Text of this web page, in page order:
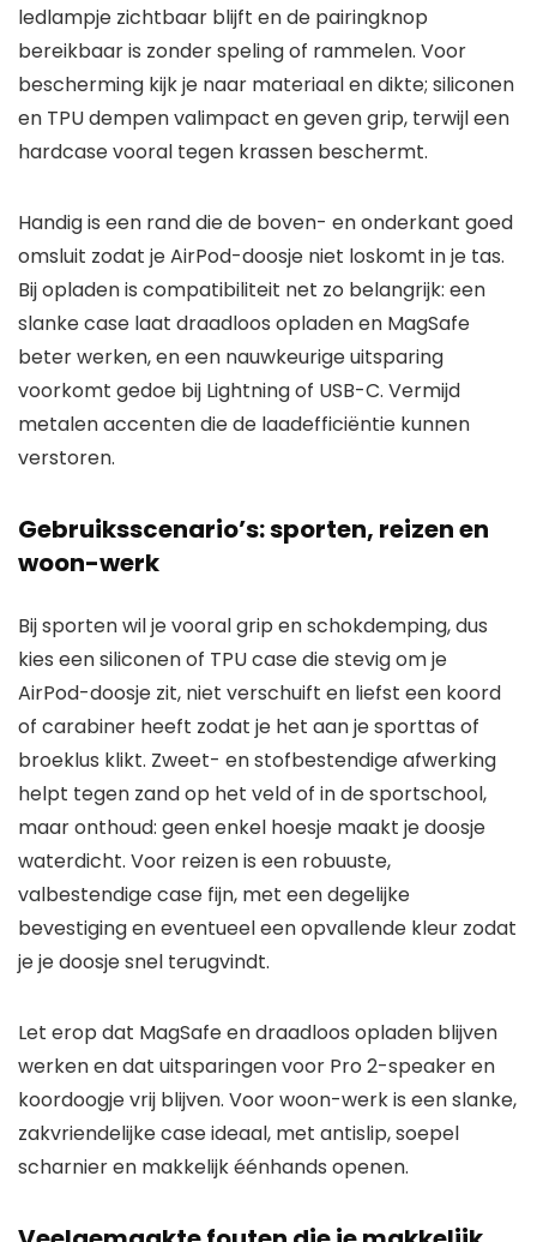
ledlampje zichtbaar blijft en de pairingknop
bereikbaar is zonder speling of rammelen. Voor
bescherming kijk je naar materiaal en dikte; siliconen
en TPU dempen valimpact en geven grip, terwijl een
hardcase vooral tegen krassen beschermt.
Handig is een rand die de boven- en onderkant goed
omsluit zodat je AirPod-doosje niet loskomt in je tas.
Bij opladen is compatibiliteit net zo belangrijk: een
slanke case laat draadloos opladen en MagSafe
beter werken, en een nauwkeurige uitsparing
voorkomt gedoe bij Lightning of USB-C. Vermijd
metalen accenten die de laadefficiëntie kunnen
verstoren.
Gebruiksscenario’s: sporten, reizen en
woon-werk
Bij sporten wil je vooral grip en schokdemping, dus
kies een siliconen of TPU case die stevig om je
AirPod-doosje zit, niet verschuift en liefst een koord
of carabiner heeft zodat je het aan je sporttas of
broeklus klikt. Zweet- en stofbestendige afwerking
helpt tegen zand op het veld of in de sportschool,
maar onthoud: geen enkel hoesje maakt je doosje
waterdicht. Voor reizen is een robuuste,
valbestendige case fijn, met een degelijke
bevestiging en eventueel een opvallende kleur zodat
je je doosje snel terugvindt.
Let erop dat MagSafe en draadloos opladen blijven
werken en dat uitsparingen voor Pro 2-speaker en
koordoogje vrij blijven. Voor woon-werk is een slanke,
zakvriendelijke case ideaal, met antislip, soepel
scharnier en makkelijk éénhands openen.